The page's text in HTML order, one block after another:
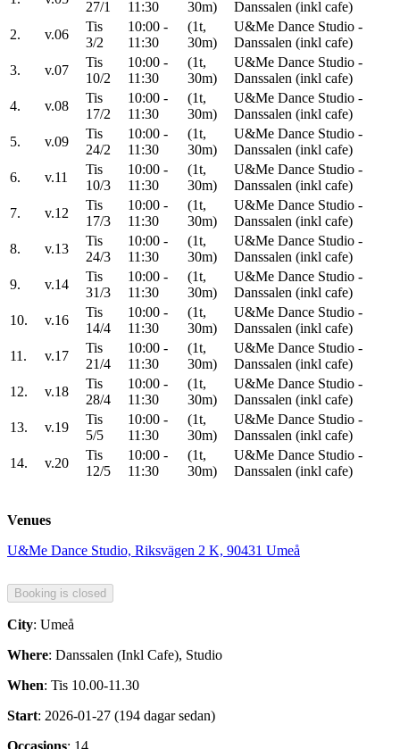
27/1
11:30
30m)
Danssalen (inkl cafe)
2.
v.06
Tis
3/2
10:00 -
11:30
(1t,
30m)
U&Me Dance Studio -
Danssalen (inkl cafe)
3.
v.07
Tis
10/2
10:00 -
11:30
(1t,
30m)
U&Me Dance Studio -
Danssalen (inkl cafe)
4.
v.08
Tis
17/2
10:00 -
11:30
(1t,
30m)
U&Me Dance Studio -
Danssalen (inkl cafe)
5.
v.09
Tis
24/2
10:00 -
11:30
(1t,
30m)
U&Me Dance Studio -
Danssalen (inkl cafe)
6.
v.11
Tis
10/3
10:00 -
11:30
(1t,
30m)
U&Me Dance Studio -
Danssalen (inkl cafe)
7.
v.12
Tis
17/3
10:00 -
11:30
(1t,
30m)
U&Me Dance Studio -
Danssalen (inkl cafe)
8.
v.13
Tis
24/3
10:00 -
11:30
(1t,
30m)
U&Me Dance Studio -
Danssalen (inkl cafe)
9.
v.14
Tis
31/3
10:00 -
11:30
(1t,
30m)
U&Me Dance Studio -
Danssalen (inkl cafe)
10.
v.16
Tis
14/4
10:00 -
11:30
(1t,
30m)
U&Me Dance Studio -
Danssalen (inkl cafe)
11.
v.17
Tis
21/4
10:00 -
11:30
(1t,
30m)
U&Me Dance Studio -
Danssalen (inkl cafe)
12.
v.18
Tis
28/4
10:00 -
11:30
(1t,
30m)
U&Me Dance Studio -
Danssalen (inkl cafe)
13.
v.19
Tis
5/5
10:00 -
11:30
(1t,
30m)
U&Me Dance Studio -
Danssalen (inkl cafe)
14.
v.20
Tis
12/5
10:00 -
11:30
(1t,
30m)
U&Me Dance Studio -
Danssalen (inkl cafe)
Venues
U&Me Dance Studio, Riksvägen 2 K, 90431 Umeå
City: Umeå
Where: Danssalen (Inkl Cafe), Studio
When: Tis 10.00-11.30
Start: 2026-01-27 (194 dagar sedan)
Occasions: 14